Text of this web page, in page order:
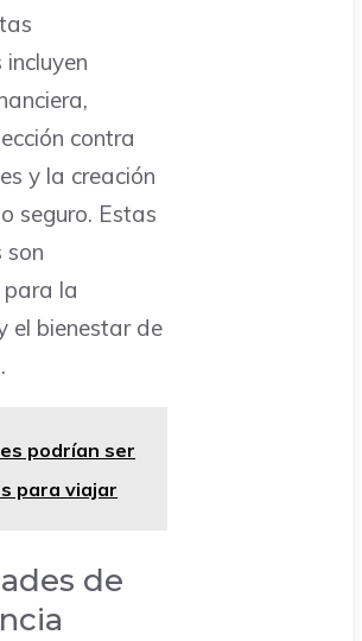
contra
y la creación
seguro. Estas
son
la
el bienestar de
podrían ser
para viajar
de